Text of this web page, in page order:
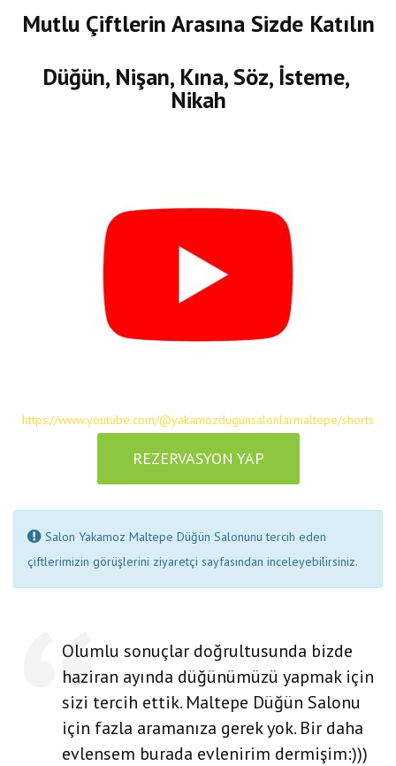
Mutlu Çiftlerin Arasına Sizde Katılın
Düğün, Nişan, Kına, Söz, İsteme,
Nikah
https://www.youtube.com/@yakamozdugunsalonlarmaltepe/shorts
REZERVASYON YAP
Salon Yakamoz Maltepe Düğün Salonunu tercih eden
çiftlerimizin görüşlerini ziyaretçi sayfasından inceleyebilirsiniz.
Olumlu sonuçlar doğrultusunda bizde
haziran ayında düğünümüzü yapmak için
sizi tercih ettik. Maltepe Düğün Salonu
için fazla aramanıza gerek yok. Bir daha
evlensem burada evlenirim dermişim:)))